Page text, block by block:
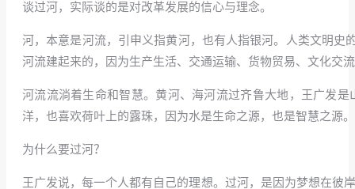
谈过河，实际谈的是对改革发展的信心与理念。
河，本意是河流，引申义指黄河，也有人指银河。人类文明
河流建起来的，因为生产生活、交通运输、货物贸易、文化交
河流流淌着生命和智慧。黄河、海河流过齐鲁大地，王广发
洋，也喜欢荷叶上的露珠，因为水是生命之源，也是智慧之源。
为什么要过河？
王广发说，每一个人都有自己的理想。过河，是因为梦想在彼